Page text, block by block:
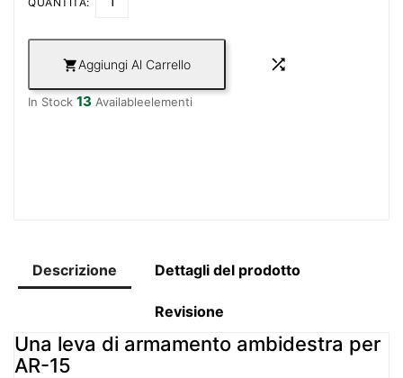
Aggiungi Al Carrello 
In Stock 13 Availableelementi
Descrizione Dettagli del prodotto
Revisione
Una leva di armamento ambidestra per
AR-15